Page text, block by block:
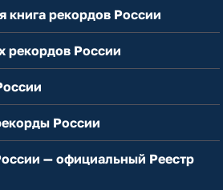
книга рекордов России
рекордов России
России
— официальный Реестр